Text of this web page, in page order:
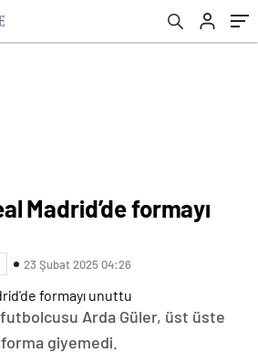
Madrid’de formayı
23 Şubat 2025 04:26
futbolcusu Arda Güler, üst üste
giyemedi.